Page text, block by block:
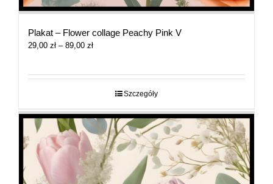
Plakat – Flower collage Peachy Pink V
29,00 zł – 89,00 złZakres
29,00 zł
Szczegóły